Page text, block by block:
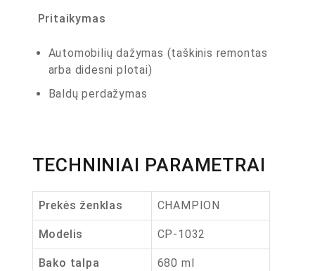
Pritaikymas
Automobilių dažymas (taškinis remontas
arba didesni plotai)
Baldų perdažymas
TECHNINIAI PARAMETRAI
Prekės ženklas CHAMPION
Modelis CP-1032
Bako talpa 680 ml